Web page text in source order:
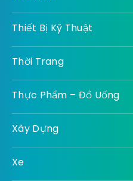
Thiết Bị Kỹ Thuật
Thời Trang
Thực Phẩm – Đồ Uống
Xây Dựng
Xe